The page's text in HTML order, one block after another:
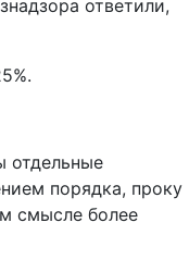
ответили,
отдельные
порядка, проку
смысле более